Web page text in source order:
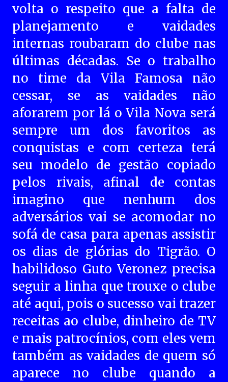
volta o respeito que a falta de
planejamento e vaidades
internas roubaram do clube nas
últimas décadas. Se o trabalho
no time da Vila Famosa não
cessar, se as vaidades não
aforarem por lá o Vila Nova será
sempre um dos favoritos as
conquistas e com certeza terá
seu modelo de gestão copiado
pelos rivais, afinal de contas
imagino que nenhum dos
adversários vai se acomodar no
sofá de casa para apenas assistir
os dias de glórias do Tigrão. O
habilidoso Guto Veronez precisa
seguir a linha que trouxe o clube
até aqui, pois o sucesso vai trazer
receitas ao clube, dinheiro de TV
e mais patrocínios, com eles vem
também as vaidades de quem só
aparece no clube quando a